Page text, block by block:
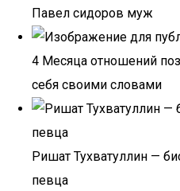
Павел сидоров муж
4 Месяца отношений
себя своими словами
Ришат Тухватуллин —
певца